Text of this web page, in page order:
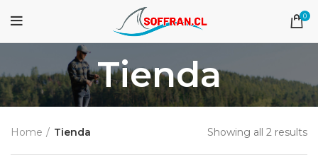
0
Tienda
Home Tienda Showing all 2 results